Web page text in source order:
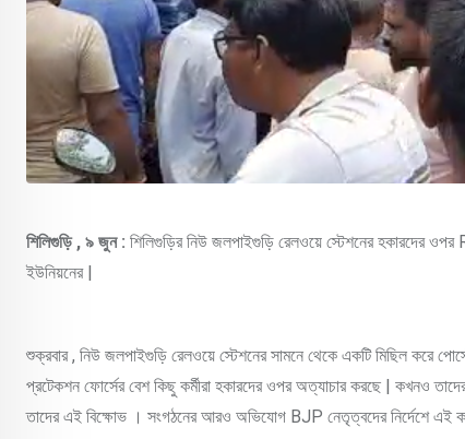
শিলিগুড়ি , ৯ জুন : শিলিগুড়ির নিউ জলপাইগুড়ি রেলওয়ে স্টেশনের হকারদের
ইউনিয়নের |
শুক্রবার , নিউ জলপাইগুড়ি রেলওয়ে স্টেশনের সামনে থেকে একটি মিছিল করে
প্রটেকশন ফোর্সের বেশ কিছু কর্মীরা হকারদের ওপর অত্যাচার করছে | কখনও
তাদের এই বিক্ষোভ । সংগঠনের আরও অভিযোগ BJP নেতৃত্বদের নির্দেশে এই